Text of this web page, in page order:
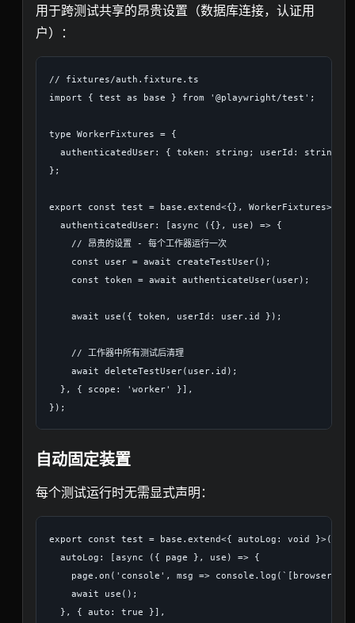
用于跨测试共享的昂贵设置（数据库连接，认证用
户）：
// fixtures/auth.fixture.ts
import { test as base } from '@playwright/test';
type WorkerFixtures = {
  authenticatedUser: { token: string; userId: string };
};
export const test = base.extend<{}, WorkerFixtures>({
  authenticatedUser: [async ({}, use) => {
    // 昂贵的设置 - 每个工作器运行一次
    const user = await createTestUser();
    const token = await authenticateUser(user);
    await use({ token, userId: user.id });
    // 工作器中所有测试后清理
    await deleteTestUser(user.id);
  }, { scope: 'worker' }],
自动固定装置
每个测试运行时无需显式声明：
export const test = base.extend<{ autoLog: void }>({
  autoLog: [async ({ page }, use) => {
page.on('console', msg => console.log(`[browser]
    await use();
  }, { auto: true }],